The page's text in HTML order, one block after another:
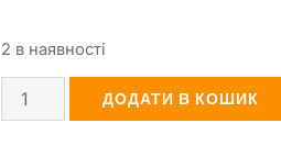
2 в наявності
ДОДАТИ В КОШИК